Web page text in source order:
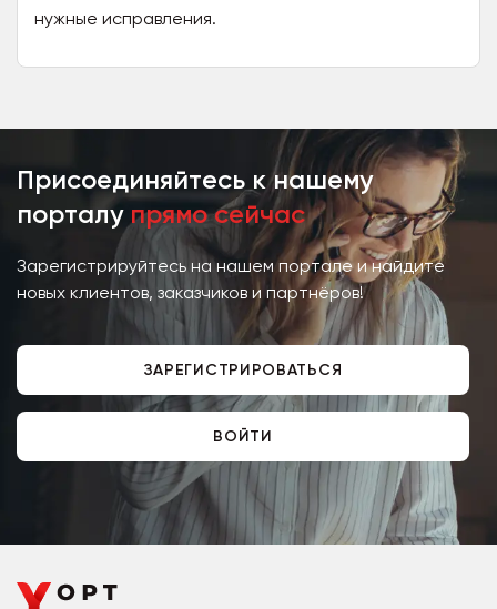
нужные исправления.
Присоединяйтесь к нашему
порталу прямо сейчас
Зарегистрируйтесь на нашем портале и найдите
новых клиентов, заказчиков и партнёров!
ЗАРЕГИСТРИРОВАТЬСЯ
ВОЙТИ